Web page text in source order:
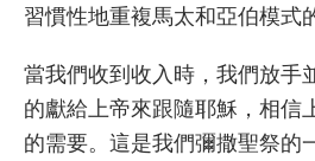
習慣性地重複馬太和亞伯模式
當我們收到收入時，我們放手
的獻給上帝來跟隨耶穌，相信
的需要。這是我們彌撒聖祭的